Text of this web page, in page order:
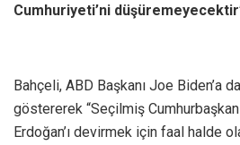
Cumhuriyeti’ni
Bahçeli, ABD Başkanı Joe Biden’a
göstererek “Seçilmiş
Erdoğan’ı devirmek için faal halde